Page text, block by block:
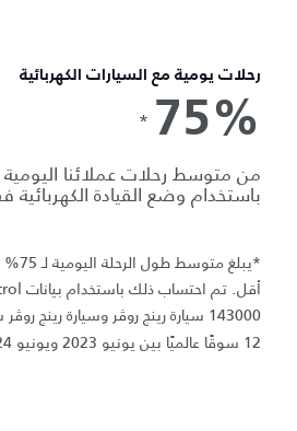
رحلات يومية مع السيارات الكهربائية
75%
*
من متوسط رحلات عملائنا اليومية
باستخدام وضع القيادة الكهربائية
143000 سيارة رينج روڤر وسيارة رينج
12 سوقًا عالميًا بين يونيو 2023 ويونيو 2024.